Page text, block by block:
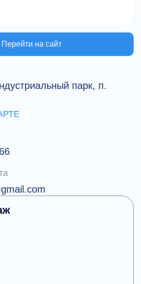
Перейти на сайт
парк, п.